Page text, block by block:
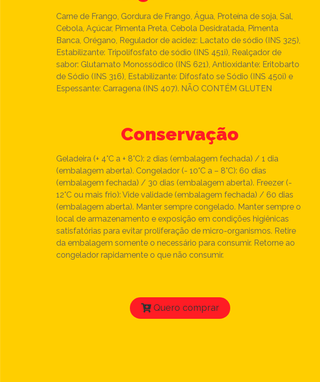
Carne de Frango, Gordura de Frango, Água, Proteína de soja, Sal,
Cebola, Açúcar, Pimenta Preta, Cebola Desidratada, Pimenta
Banca, Orégano, Regulador de acidez: Lactato de sódio (INS 325),
Estabilizante: Tripolifosfato de sódio (INS 451i), Realçador de
sabor: Glutamato Monossódico (INS 621), Antioxidante: Eritobarto
de Sódio (INS 316), Estabilizante: Difosfato se Sódio (INS 450i) e
Espessante: Carragena (INS 407). NÃO CONTÉM GLUTEN
Conservação
Geladeira (+ 4°C a + 8°C): 2 dias (embalagem fechada) / 1 dia
(embalagem aberta). Congelador (- 10°C a – 8°C): 60 dias
(embalagem fechada) / 30 dias (embalagem aberta). Freezer (-
12°C ou mais frio): Vide validade (embalagem fechada) / 60 dias
(embalagem aberta). Manter sempre congelado. Manter sempre o
local de armazenamento e exposição em condições higiênicas
satisfatórias para evitar proliferação de micro-organismos. Retire
da embalagem somente o necessário para consumir. Retorne ao
congelador rapidamente o que não consumir.
Quero comprar